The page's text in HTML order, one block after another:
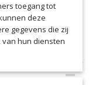
toegang tot
deze
gegevens die zij
hun diensten